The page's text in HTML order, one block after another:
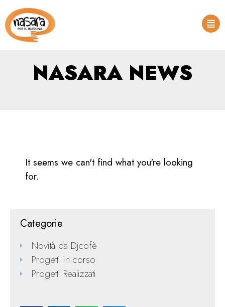
NASARA NEWS
It seems we can't find what you're looking
for.
Categorie
Novità da Djcofè
Progetti in corso
Progetti Realizzati